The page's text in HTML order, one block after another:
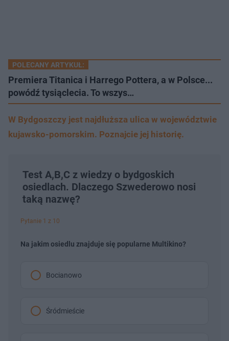
POLECANY ARTYKUŁ:
Premiera Titanica i Harrego Pottera, a w Polsce...
powódź tysiąclecia. To wszys…
W Bydgoszczy jest najdłuższa ulica w województwie
kujawsko-pomorskim. Poznajcie jej historię.
Test A,B,C z wiedzy o bydgoskich
osiedlach. Dlaczego Szwederowo nosi
taką nazwę?
Pytanie 1 z 10
Na jakim osiedlu znajduje się popularne Multikino?
Bocianowo
Śródmieście